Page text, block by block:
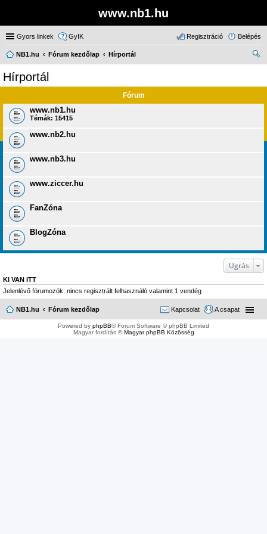
www.nb1.hu
Gyors linkek GyIK Belépés
Regisztráció
NB1.hu Fórum kezdőlap
Hírportál
Hírportál
Fórum
www.nb1.hu
Témák: 15415
www.nb2.hu
www.nb3.hu
www.ziccer.hu
FanZóna
BlogZóna
Ugrás
KI VAN ITT
Jelenlévő fórumozók: nincs regisztrált felhasználó valamint 1 vendég
NB1.hu Fórum kezdőlap A csapat
Kapcsolat
Powered by phpBB® Forum Software © phpBB Limited
Magyar fordítás ©Magyar phpBB Közösség